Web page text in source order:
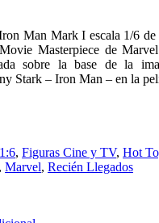
Man Mark I escala 1/6
Masterpiece de
sobre la base de la
Stark – Iron Man – en la
, Figuras Cine y TV, Hot
, Marvel, Recién Llegados